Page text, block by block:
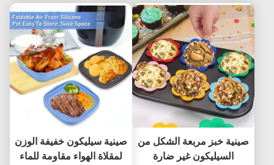
صينية خبز مربعة الشكل من
السيليكون غير ضارة
صينية سيليكون خفيفة الوزن
لمقلاة الهواء مقاومة للماء